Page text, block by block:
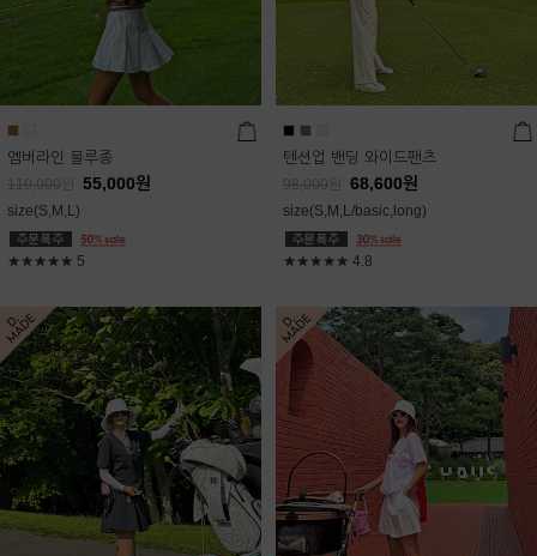
엠버라인 블루종
110,000 55,000원
size(S,M,L)
★★★★★ 5
텐션업 밴딩 와이드팬츠
98,000 68,600원
size(S,M,L/basic,long)
★★★★★ 4.8